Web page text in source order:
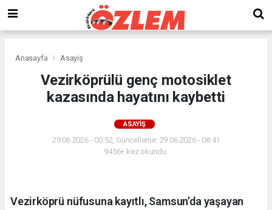
Anasayfa Asayiş
Vezirköprülü genç motosiklet
kazasında hayatını kaybetti
ASAYIŞ
29.06.2026 - 00:52, Güncelleme: 29.06.2026 - 08:41
9456+ kez okundu.
Vezirköprü nüfusuna kayıtlı, Samsun’da yaşayan